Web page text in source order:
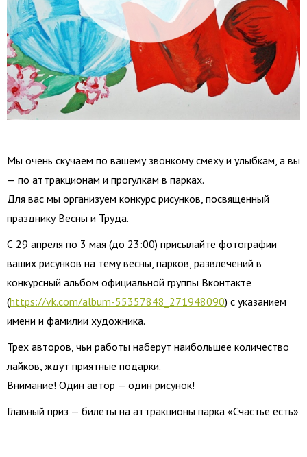
Мы очень скучаем по вашему звонкому смеху и улыбкам, а вы
— по аттракционам и прогулкам в парках.
Для вас мы организуем конкурс рисунков, посвященный
празднику Весны и Труда.
С 29 апреля по 3 мая (до 23:00) присылайте фотографии
ваших рисунков на тему весны, парков, развлечений в
конкурсный альбом официальной группы Вконтакте
(https://vk.com/album-55357848_271948090) с указанием
имени и фамилии художника.
Трех авторов, чьи работы наберут наибольшее количество
лайков, ждут приятные подарки.
Внимание! Один автор — один рисунок!
Главный приз — билеты на аттракционы парка «Счастье есть»